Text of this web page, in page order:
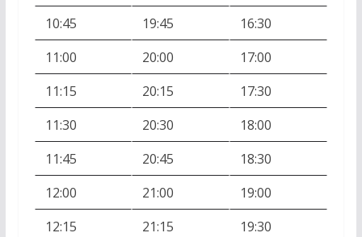
10:45
19:45
16:30
11:00
20:00
17:00
11:15
20:15
17:30
11:30
20:30
18:00
11:45
20:45
18:30
12:00
21:00
19:00
12:15
21:15
19:30